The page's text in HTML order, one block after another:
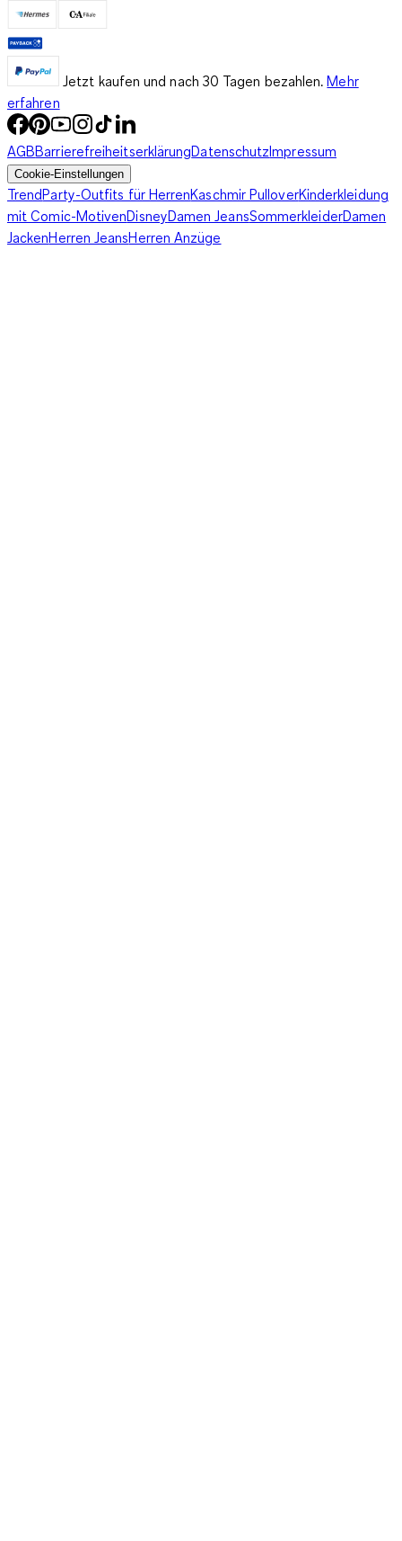
Jetzt kaufen und nach 30 Tagen bezahlen. Mehr
erfahren
AGBBarrierefreiheitserklärungDatenschutzImpressum
Cookie-Einstellungen
TrendParty-Outfits für HerrenKaschmir PulloverKinderkleidung
mit Comic-MotivenDisneyDamen JeansSommerkleiderDamen
JackenHerren JeansHerren Anzüge